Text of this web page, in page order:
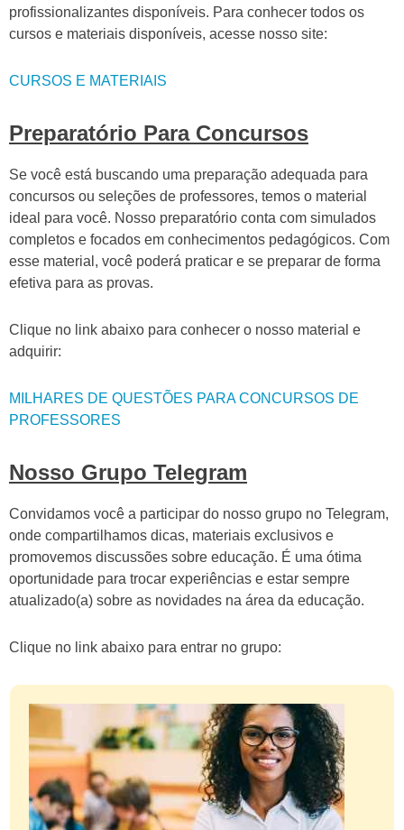
profissionalizantes disponíveis. Para conhecer todos os
cursos e materiais disponíveis, acesse nosso site:
CURSOS E MATERIAIS
Preparatório Para Concursos
Se você está buscando uma preparação adequada para
concursos ou seleções de professores, temos o material
ideal para você. Nosso preparatório conta com simulados
completos e focados em conhecimentos pedagógicos. Com
esse material, você poderá praticar e se preparar de forma
efetiva para as provas.
Clique no link abaixo para conhecer o nosso material e
adquirir:
MILHARES DE QUESTÕES PARA CONCURSOS DE
PROFESSORES
Nosso Grupo Telegram
Convidamos você a participar do nosso grupo no Telegram,
onde compartilhamos dicas, materiais exclusivos e
promovemos discussões sobre educação. É uma ótima
oportunidade para trocar experiências e estar sempre
atualizado(a) sobre as novidades na área da educação.
Clique no link abaixo para entrar no grupo: